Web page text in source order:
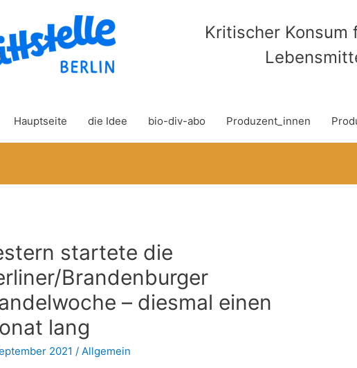
Kritischer
Hauptseite die Idee bio-div-abo Produzent_innen
startete die
Brandenburger
– diesmal einen
lang
2021 /Allgemein